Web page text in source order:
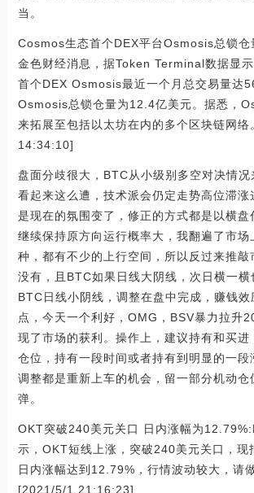
当。
Cosmos生态首个DEX平台Osmosis总锁
金色财经消息，据Token Terminal数据显
首个DEX Osmosis最近一个月总交易量达
Osmosis总锁仓量为12.4亿美元。据悉，
来拓展至包括以太坊在内的多个区块链网
14:34:10]
盘面分歧很大，BTC从小级别多空对决情况
看起来这么遭，技术派会仍定走势高位滞涨
是现在的氛围变了，修正的方式都是以横盘
继续保持原方向运行概率大，我翻遍了市场
种，都有不少的上行空间，所以反过来推敲
没有，且BTC如果日线大阴线，次日横一横
BTC日线小阴线，调整在盘中完成，赚钱
点，今天一个利好，OMG，BSV暴力拉升
现了市场的获利。操作上，建议持有和买
仓位，持有一段时间或者持有到明显的一段
调整都是重新上车的机会，留一部分机动仓
弹。
OKT突破240美元关口 日内涨幅为12.79%:
示，OKT短线上涨，突破240美元关口，现
日内涨幅达到12.79%，行情波动较大，请
[2021/5/1 21:16:23]